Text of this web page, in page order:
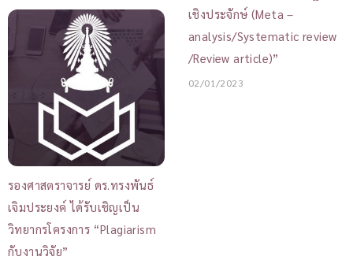
รองศาสตราจารย์ ดร.ทรงพันธ์
เจิมประยงค์ ได้รับเชิญเป็น
วิทยากรโครงการ “Plagiarism
กับงานวิจัย”
เชิงประจักษ์ (Meta –
analysis/Systematic review
/Review article)”
02/01/2023